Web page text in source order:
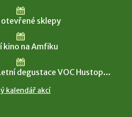
otevřené sklepy
kino na Amfiku
degustace VOC Hustop...
kalendář akcí